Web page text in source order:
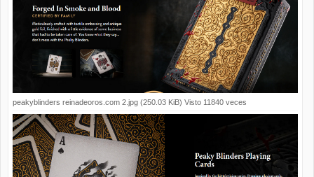
peakyblinders reinadeoros.com 2.jpg (250.03 KiB) Visto 11840 veces